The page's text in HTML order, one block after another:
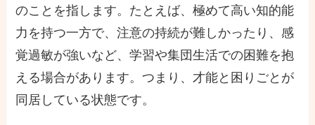
のことを指します。たとえば、極めて高い知的能
力を持つ一方で、注意の持続が難しかったり、感
覚過敏が強いなど、学習や集団生活での困難を抱
える場合があります。つまり、才能と困りごとが
同居している状態です。